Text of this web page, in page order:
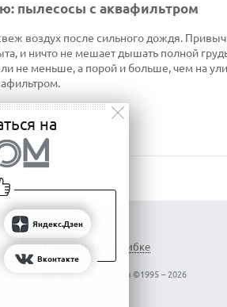
пылесосы с аквафильтром
воздух после сильного дождя.
и ничто не мешает дышать полной
не меньше, а порой и больше, чем на
Сообщить об ошибке
Все права защищены ©1995 – 2026
на
Яндекс.Дзен
Вконтакте